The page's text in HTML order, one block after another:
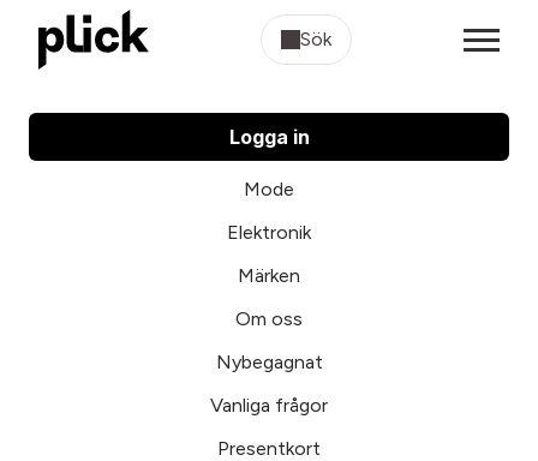
Sök
Logga in
Mode
Elektronik
Märken
Om oss
Nybegagnat
Vanliga frågor
Presentkort